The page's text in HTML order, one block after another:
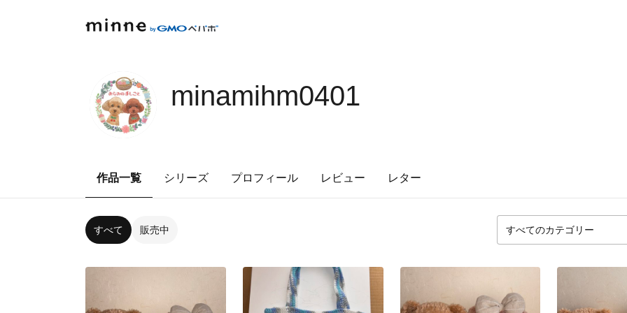
minamihm0401
作品一覧 シリーズ プロフィール レビュー レター
すべて 販売中